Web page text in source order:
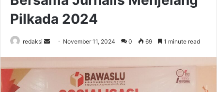
Pilkada 2024
redaksi
Send November 11, 2024 0 69 1 minute read